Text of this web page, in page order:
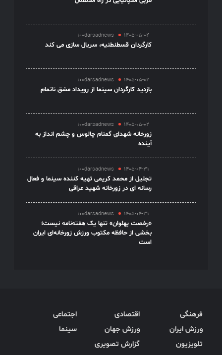
100darsadnews 1405-05-04
کارگردان قسطنطنیه، سریال سازی می کند
100darsadnews 1405-05-02
بازدید کارگردان سینما از رویداد مشق ناتمام
100darsadnews 1405-05-02
زورخانه شهدای گمنام چالوس و چشم انداز به
آینده
100darsadnews 1405-04-31
تجلیل از محمد کریمی تهیه کننده سینما و فعال
رسانه ای در زورخانه شهید عراقی
100darsadnews 1405-04-31
«رخصت پهلوان» تنها یک هفته‌نامه نیست؛
بخشی از حافظه مکتوب ورزش زورخانه‌ای ایران
است
فرهنگی اقتصادی
اجتماعی
ورزش ایران
ورزش جهان
سینما
تلویزیون
گزارش تصویری